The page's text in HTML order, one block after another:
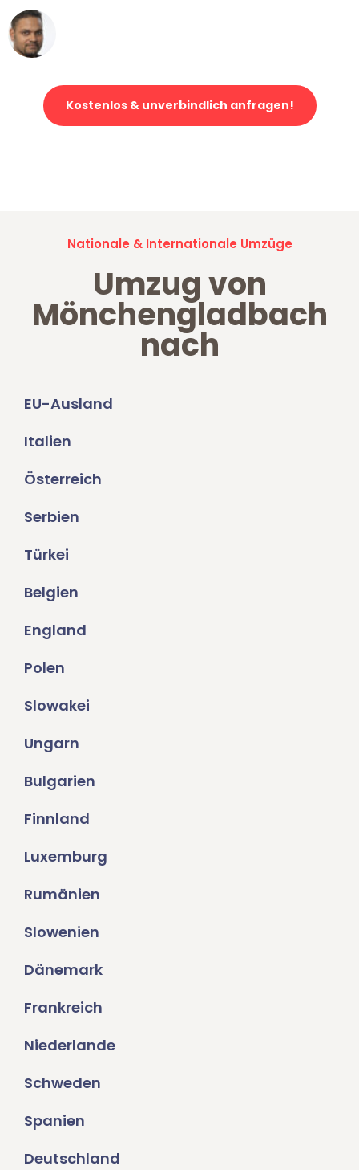
Kostenlos & unverbindlich anfragen!
Nationale & Internationale Umzüge
Umzug von
Mönchengladbach
nach
EU-Ausland
Italien
Österreich
Serbien
Türkei
Belgien
England
Polen
Slowakei
Ungarn
Bulgarien
Finnland
Luxemburg
Rumänien
Slowenien
Dänemark
Frankreich
Niederlande
Schweden
Spanien
Deutschland